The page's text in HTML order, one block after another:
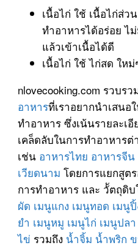
เนื้อไก่ ใช้ เนื้อไก่ส่ว
ทำอาหารได้อร่อย ไ
แล้วเข้าเนื้อได้ดี
เนื้อไก่ ใช้ ไก่สด ให
nlovecooking.com รวบรว
อาหารที่เราอยากนำเสนอ
ทำอาหาร ซึ่งเน้นรายละเ
เคล็ดลับในการทำอาหารต่
เช่น อาหารไทย อาหารจีน
เวียดนาม โดยการแยกสูต
การทำอาหาร และ วััตถุดิ
ผัด เมนูแกง เมนูทอด เมนู
ยำ เมนูหมู เมนูไก่ เมนูปลา
ไข่ รวมถึง น้ำจิ้ม น้ำพริก